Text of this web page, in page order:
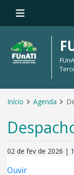
Início Agenda
02 de fev de 2026 |
Ouvir